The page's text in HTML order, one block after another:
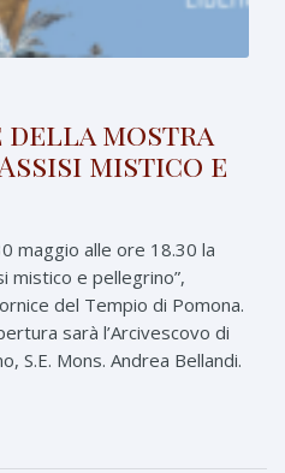
della mostra
mistico e
maggio alle ore 18.30 la
mistico e pellegrino”,
del Tempio di Pomona.
sarà l’Arcivescovo di
S.E. Mons. Andrea Bellandi.